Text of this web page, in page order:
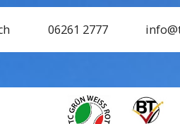
06261 2777